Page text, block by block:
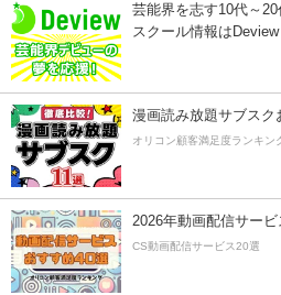
芸能界を志す10代～
スクール情報はDeview
漫画読み放題サブスク
オリコン顧客満足度ランキン
2026年動画配信サービ
CS動画配信サービス20選